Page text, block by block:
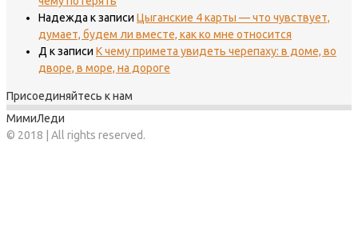
Надежда к записи Цыганские 4 карты — что чувствует,
думает, будем ли вместе, как ко мне относится
Д к записи К чему примета увидеть черепаху: в доме, во
дворе, в море, на дороге
Присоединяйтесь к нам
МимиЛеди
© 2018 | All rights reserved.